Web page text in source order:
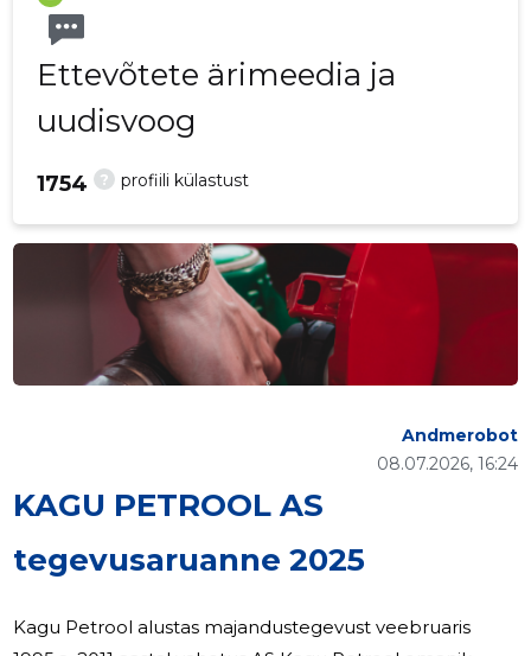
Ettevõtete ärimeedia ja
uudisvoog
? profiili külastust
1754
KAGU PETROOL AS
tegevusaruanne 2025
08.07.2026, 16:24
Andmerobot
Kagu Petrool alustas majandustegevust veebruaris